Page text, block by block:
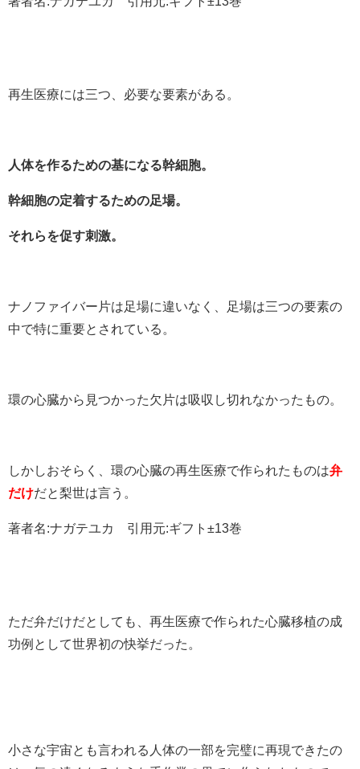
再生医療には三つ、必要な要素がある。
人体を作るための基になる幹細胞。
幹細胞の定着するための足場。
それらを促す刺激。
ナノファイバー片は足場に違いなく、足場は三つの要素の
中で特に重要とされている。
環の心臓から見つかった欠片は吸収し切れなかったもの。
しかしおそらく、環の心臓の再生医療で作られたものは弁
だけだと梨世は言う。
著者名:ナガテユカ 引用元:ギフト±13巻
ただ弁だけだとしても、再生医療で作られた心臓移植の成
功例として世界初の快挙だった。
小さな宇宙とも言われる人体の一部を完璧に再現できたの